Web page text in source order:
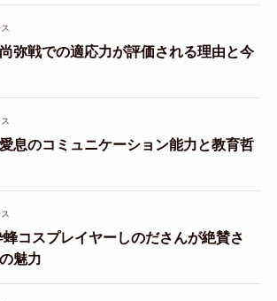
弥戦での適応力が評価される理由と今
息のコミュニケーション能力と教育哲
蜂コスプレイヤーしのださんが絶賛さ
魅力